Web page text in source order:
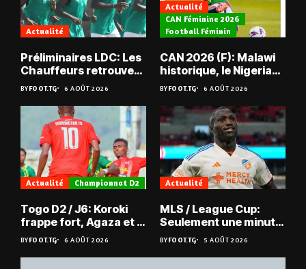
Actualité
Préliminaires LDC: Les
Chauffeurs retrouvent
les Mimos
BYFOOT.TG 6 AOÛT 2026
Actualité
CAN Féminine 2026
Football Féminin
CAN 2026 (F): Malawi
historique, le Nigeria
sauvé, la Zambie
éliminée
BYFOOT.TG 6 AOÛT 2026
Actualité Championnat D2
Togo D2 / J6: Koroki
frappe fort, Agaza et la
JCA assurent,
suspense avant Sara
FC – Doumbé FC
BYFOOT.TG 6 AOÛT 2026
Actualité
MLS / League Cup:
Seulement une minute
de jeu pour Kévin
Denkey
BYFOOT.TG 5 AOÛT 2026